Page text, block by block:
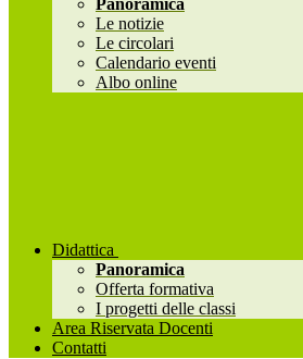
Panoramica
Le notizie
Le circolari
Calendario eventi
Albo online
Didattica
Panoramica
Offerta formativa
I progetti delle classi
Area Riservata Docenti
Contatti